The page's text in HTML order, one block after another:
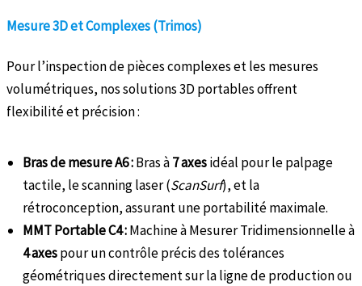
Mesure 3D et Complexes (Trimos)
Pour l’inspection de pièces complexes et les mesures
volumétriques, nos solutions 3D portables offrent
flexibilité et précision :
Bras de mesure A6 :Bras à7 axesidéal pour le palpage
tactile, le scanning laser (ScanSurf), et la
rétroconception, assurant une portabilité maximale.
MMT Portable C4 :Machine à Mesurer Tridimensionnelle à
4 axespour un contrôle précis des tolérances
géométriques directement sur la ligne de production ou